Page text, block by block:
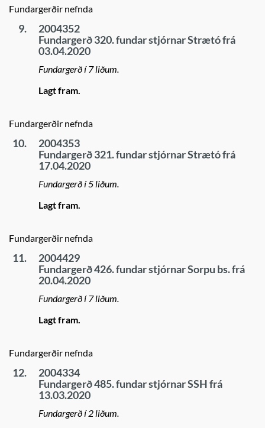
Fundargerðir nefnda
9.
2004352
Fundargerð 320. fundar stjórnar Strætó frá
03.04.2020
Fundargerð í 7 liðum.
Lagt fram.
Fundargerðir nefnda
10.
2004353
Fundargerð 321. fundar stjórnar Strætó frá
17.04.2020
Fundargerð í 5 liðum.
Lagt fram.
Fundargerðir nefnda
11.
2004429
Fundargerð 426. fundar stjórnar Sorpu bs. frá
20.04.2020
Fundargerð í 7 liðum.
Lagt fram.
Fundargerðir nefnda
12.
2004334
Fundargerð 485. fundar stjórnar SSH frá
13.03.2020
Fundargerð í 2 liðum.